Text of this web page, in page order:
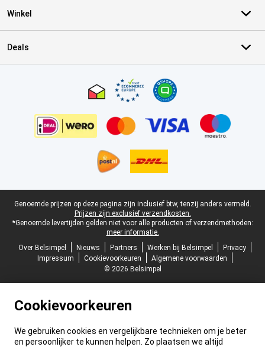
Winkel
Deals
Juridische voettekst
Genoemde prijzen op deze pagina zijn inclusief btw, tenzij anders vermeld.
Prijzen zijn exclusief verzendkosten.
*Genoemde levertijden gelden niet voor alle producten of verzendmethoden:
meer informatie.
Over Belsimpel
Nieuws Partners Werken bij Belsimpel
Privacy
Impressum
Cookievoorkeuren
Algemene voorwaarden
© 2026 Belsimpel
Cookievoorkeuren
We gebruiken cookies en vergelijkbare technieken om je beter
en persoonlijker te kunnen helpen. Zo plaatsen we altijd